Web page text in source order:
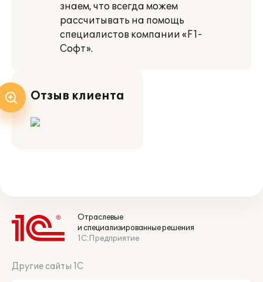
знаем, что всегда можем
рассчитывать на помощь
специалистов компании «F1-
Софт».
Отзыв клиента
Отраслевые
и специализированные решения
1С:Предприятие
Другие сайты 1С